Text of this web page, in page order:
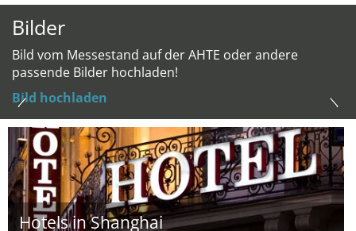
Bilder
Bild vom Messestand auf der AHTE oder andere
passende Bilder hochladen!
Bild hochladen
Hotels in Shanghai